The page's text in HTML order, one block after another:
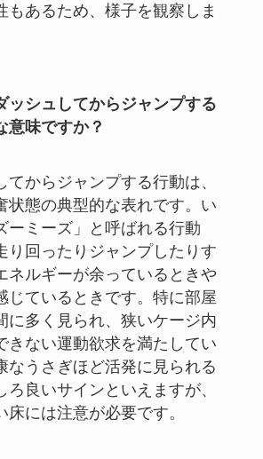
もあるため、様子を観察しま
ッシュしてからジャンプする
意味ですか？
てからジャンプする行動は、
状態の典型的な表れです。い
ーミーズ」と呼ばれる行動
り回ったりジャンプしたりす
ネルギーが余っているときや
じているときです。特に部屋
に多く見られ、狭いケージ内
きない運動欲求を満たしてい
なうさぎほど活発に見られる
ろ良いサインといえますが、
床には注意が必要です。